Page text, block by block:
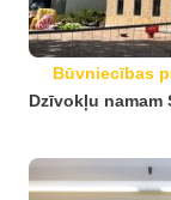
Būvniecības
Dzīvokļu